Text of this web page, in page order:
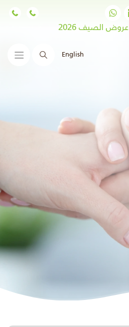
عروض الصيف 2026
English البحث